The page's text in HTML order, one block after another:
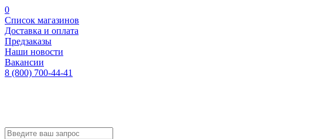
0
Список магазинов
Доставка и оплата
Предзаказы
Наши новости
Вакансии
8 (800) 700-44-41